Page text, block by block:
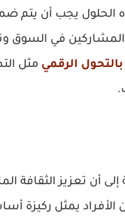
الحلول يجب أن يتم
المشاركين في السوق
بالتحول الرقمي مثل
أن تعزيز الثقافة
الأفراد يمثل ركيزة